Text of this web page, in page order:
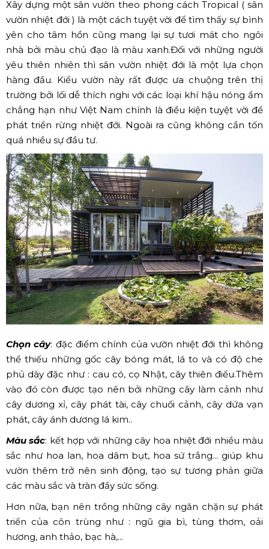
Xây dựng một sân vườn theo phong cách Tropical ( sân
vườn nhiệt đới ) là một cách tuyệt vời để tìm thấy sự bình
yên cho tâm hồn cũng mang lại sự tươi mát cho ngôi
nhà bởi màu chủ đạo là màu xanh.Đối với những người
yêu thiên nhiên thì sân vườn nhiệt đới là một lựa chọn
hàng đầu. Kiểu vườn này rất được ưa chuộng trên thị
trường bởi lối dễ thích nghi với các loại khí hậu nóng ẩm
chẳng hạn như Việt Nam chính là điều kiện tuyệt vời để
phát triển rừng nhiệt đới. Ngoài ra cũng không cần tốn
quá nhiều sự đầu tư.
Chọn cây: đặc điểm chính của vườn nhiệt đới thì không
thể thiếu những gốc cây bóng mát, lá to và có độ che
phủ dày đặc như : cau có, cọ Nhật, cây thiên điểu.Thêm
vào đó còn được tạo nên bởi những cây làm cảnh như
cây dương xỉ, cây phát tài, cây chuối cảnh, cây dứa vạn
phát, cây ánh dương lá kim..
Màu sắc: kết hợp với những cây hoa nhiệt đới nhiều màu
sắc như hoa lan, hoa dâm bụt, hoa sứ trắng... giúp khu
vườn thêm trở nên sinh động, tạo sự tương phản giữa
các màu sắc và tràn đầy sức sống.
Hơn nữa, bạn nên trồng những cây ngăn chặn sự phát
triển của côn trùng như : ngũ gia bì, tùng thơm, oải
hương, anh thảo, bạc hà,...